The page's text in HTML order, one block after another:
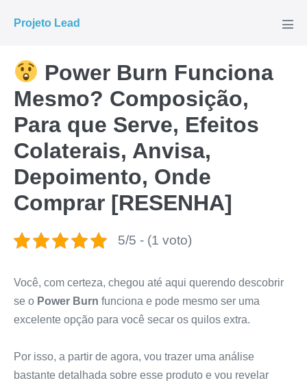
para
conteúdo
Projeto Lead
Power Burn Funciona
Mesmo? Composição,
Para que Serve, Efeitos
Colaterais, Anvisa,
Depoimento, Onde
Comprar [RESENHA]
5/5 - (1 voto)
Você, com certeza, chegou até aqui querendo descobrir
se o Power Burn funciona e pode mesmo ser uma
excelente opção para você secar os quilos extra.
Por isso, a partir de agora, vou trazer uma análise
bastante detalhada sobre esse produto e vou revelar